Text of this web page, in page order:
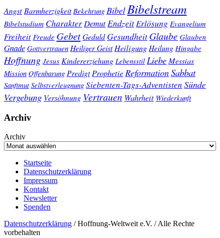
Angst Barmherzigkeit Bekehrung BibelBibelstream
Bibelstudium Charakter DemutEndzeitErlösung Evangelium
Freiheit Freude GebetGeduld Gesundheit Glaube Glauben
Gnade Gottvertrauen Heiliger Geist Heiligung Heilung Hingabe
Hoffnung Jesus Kindererziehung Lebensstil Liebe Messias
Mission Offenbarung Predigt ProphetieReformationSabbat
Sanftmut Selbstverleugnung Siebenten-Tags-Adventisten Sünde
Vergebung Versöhnung Vertrauen Wahrheit Wiederkunft
Archiv
Archiv
Startseite
Datenschutzerklärung
Impressum
Kontakt
Newsletter
Spenden
Datenschutzerklärung / Hoffnung-Weltweit e.V. / Alle Rechte
vorbehalten